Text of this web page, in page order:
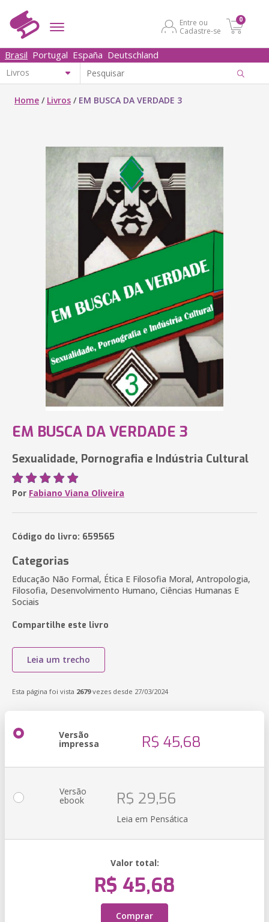
Entre ou
Cadastre-se
0
Brasil Portugal España Deutschland
Home / Livros / EM BUSCA DA VERDADE 3
EM BUSCA DA VERDADE 3
Sexualidade, Pornografia e Indústria Cultural
Por Fabiano Viana Oliveira
Código do livro: 659565
Categorias
Educação Não Formal, Ética E Filosofia Moral, Antropologia,
Filosofia, Desenvolvimento Humano, Ciências Humanas E
Sociais
Compartilhe este livro
Leia um trecho
Esta página foi vista 2679vezes desde 27/03/2024
Versão
impressa R$ 45,68
Versão
ebook R$ 29,56
Leia em Pensática
Valor total:
R$ 45,68
Comprar